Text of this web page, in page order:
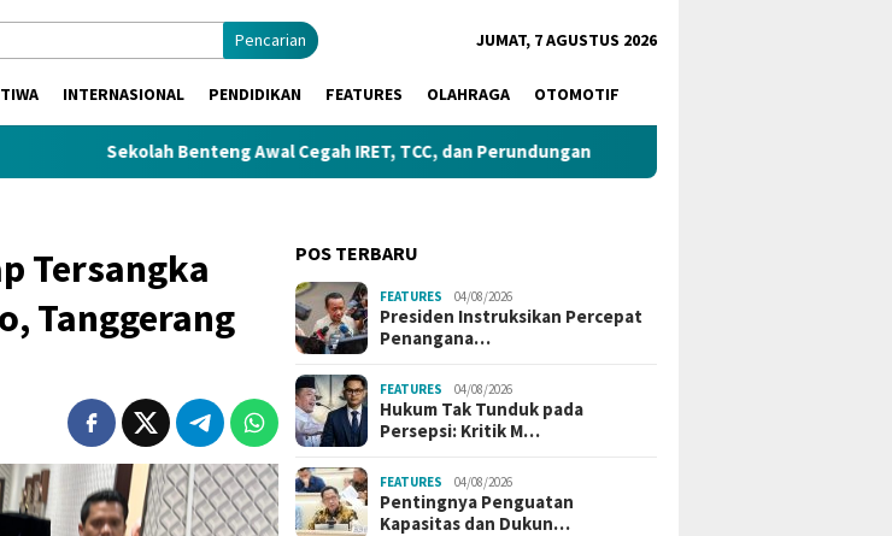
Pencarian JUMAT, 7 AGUSTUS 2026
INTERNASIONAL PENDIDIKAN FEATURES OLAHRAGA OTOMOTIF
Sekolah Benteng Awal Cegah IRET, TCC, dan Perundungan Gubernur Tinjau Lokasi
Tersangka
Tanggerang
POS TERBARU
FEATURES 04/08/2026
Presiden Instruksikan Percepat
Penangana…
FEATURES 04/08/2026
Hukum Tak Tunduk pada
Persepsi: Kritik M…
FEATURES 04/08/2026
Pentingnya Penguatan
Kapasitas dan Dukun…